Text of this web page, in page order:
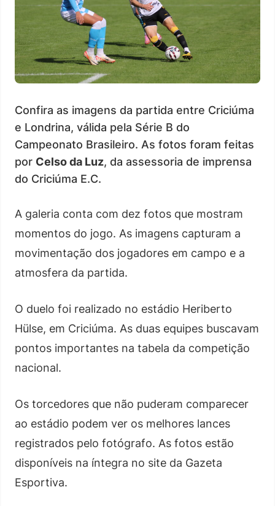
Confira as imagens da partida entre Criciúma
e Londrina, válida pela Série B do
Campeonato Brasileiro. As fotos foram feitas
por Celso da Luz, da assessoria de imprensa
do Criciúma E.C.
A galeria conta com dez fotos que mostram
momentos do jogo. As imagens capturam a
movimentação dos jogadores em campo e a
atmosfera da partida.
O duelo foi realizado no estádio Heriberto
Hülse, em Criciúma. As duas equipes buscavam
pontos importantes na tabela da competição
nacional.
Os torcedores que não puderam comparecer
ao estádio podem ver os melhores lances
registrados pelo fotógrafo. As fotos estão
disponíveis na íntegra no site da Gazeta
Esportiva.